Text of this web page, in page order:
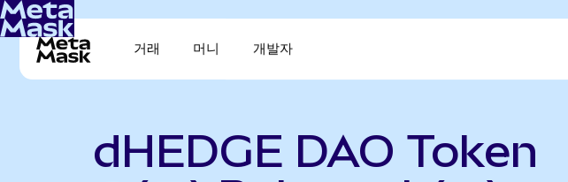
거래 머니 개발자
dHEDGE DAO Token